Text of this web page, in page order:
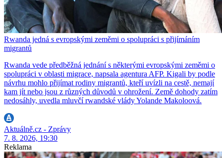
Rwanda jedná s evropskými zeměmi o spolupráci s přijímáním
migrantů
Rwanda vede předběžná jednání s některými evropskými zeměmi o
spolupráci v oblasti migrace, napsala agentura AFP. Kigali by podle
návrhu mohlo přijímat rodiny migrantů, kteří uvízli na cestě, nemají
kam jít nebo jsou z různých důvodů v ohrožení. Země dohody zatím
nedosáhly, uvedla mluvčí rwandské vlády Yolande Makoloová.
Aktuálně.cz - Zprávy
7. 8. 2026, 19:30
Reklama